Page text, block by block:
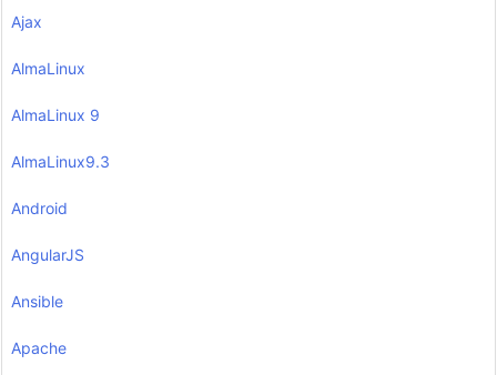
Ajax
AlmaLinux
AlmaLinux 9
AlmaLinux9.3
Android
AngularJS
Ansible
Apache